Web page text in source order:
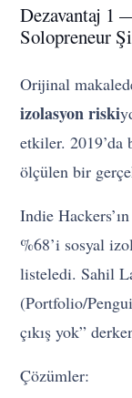
Dezavantaj 1
Solopreneur
Orijinal
izolasyon riski
etkiler. 2019’da
ölçülen bir
Indie
%68’i sosyal
listeledi. Sahil
(Portfolio/
çıkış yok”
Çözümler: